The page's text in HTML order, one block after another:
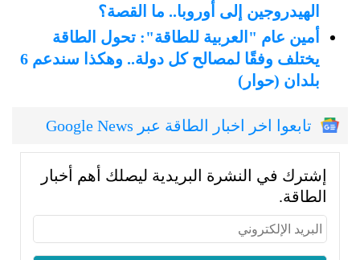
الهيدروجين إلى أوروبا.. ما القصة؟
أمين عام "العربية للطاقة": تحول الطاقة
يختلف وفقًا لمصالح كل دولة.. وهكذا سندعم 6
بلدان (حوار)
تابعوا اخر اخبار الطاقة عبر Google News
إشترك في النشرة البريدية ليصلك أهم أخبار
الطاقة.